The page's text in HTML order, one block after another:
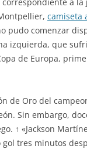
camiseta
pudo comenzar
izquierda, que
de Europa,
de Oro del
Sin embargo,
↑ «Jackson
tres minutos